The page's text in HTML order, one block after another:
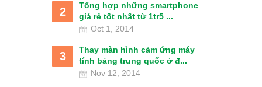
2
Tổng hợp những smartphone
giá rẻ tốt nhất từ 1tr5 ...
Oct 1, 2014
3
Thay màn hình cảm ứng máy
tính bảng trung quốc ở đ...
Nov 12, 2014